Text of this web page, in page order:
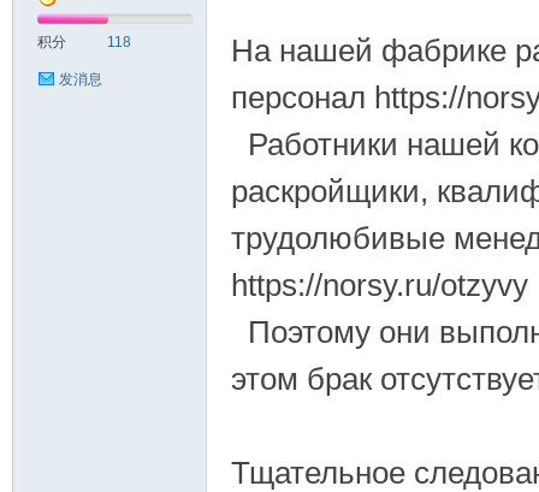
积分 118
发消息
На нашей фабрике
персонал https://
Работники нашей
раскройщики,
трудолюбивые
https://norsy.ru/otzyvy
Поэтому они
этом брак
Тщательное